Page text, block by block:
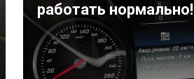
работать нормально!